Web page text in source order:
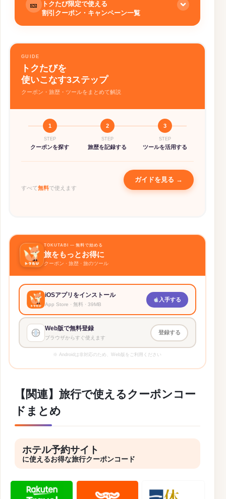
🎫
トクたび限定で使える
割引クーポン・キャンペーン一覧
初回利用時に使える8%OFFクーポンあり
🎡 アクティビティ予約
新規6%OFF、2回目以降3%OFF（最大3
回）
Holafly
通信量無制限eSIMが5%OFF
Airalo
eSIMが15%OFF
詳細 →
GUIDE
トクたびを
使いこなす3ステップ
クーポン・旅歴・ツールをまとめて解説
1
STEP
クーポンを探す
2
STEP
旅歴を記録する
3
STEP
ツールを活用する
すべて無料で使えます
ガイドを見る →
TOKUTABI — 無料で始める
旅をもっとお得に
クーポン · 旅歴 · 旅のツール
iOSアプリをインストール
App Store · 無料 · 39MB
入手する
Web版で無料登録
ブラウザからすぐ使えます
登録する
※ Androidは非対応のため、Web版をご利用ください
【関連】旅行で使えるクーポンコー
ドまとめ
ホテル予約サイト
に使えるお得な旅行クーポンコード